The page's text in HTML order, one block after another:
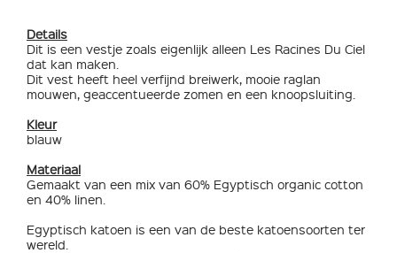
Details
Dit is een vestje zoals eigenlijk alleen Les Racines Du Ciel
dat kan maken.
Dit vest heeft heel verfijnd breiwerk, mooie raglan
mouwen, geaccentueerde zomen en een knoopsluiting.
Kleur
blauw
Materiaal
Gemaakt van een mix van 60% Egyptisch organic cotton
en 40% linen.
Egyptisch katoen is een van de beste katoensoorten ter
wereld.